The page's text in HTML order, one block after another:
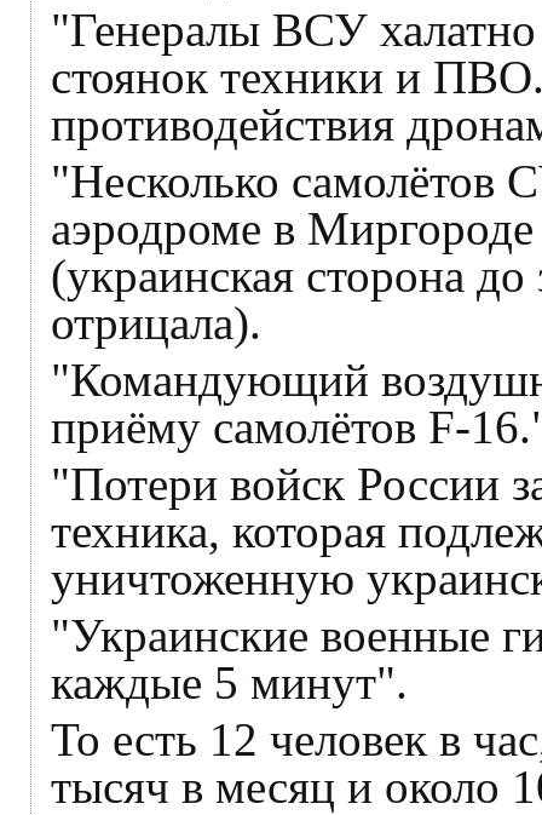
"Генералы ВСУ халатно
стоянок техники и
противодействия
"Несколько самолётов
аэродроме в
(украинская сторона
отрицала).
"Командующий
приёму самолётов F-
"Потери войск России
техника, которая
уничтоженную
"Украинские военные
каждые 5 минут".
То есть 12 человек в
тысяч в месяц и около